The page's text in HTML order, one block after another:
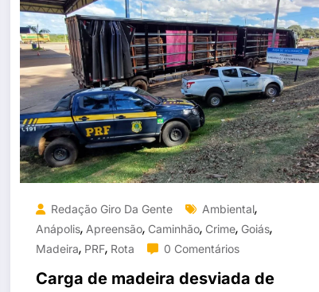
Redação Giro Da Gente Ambiental,
Anápolis, Apreensão, Caminhão, Crime, Goiás,
Madeira, PRF, Rota 0 Comentários
Carga de madeira desviada de